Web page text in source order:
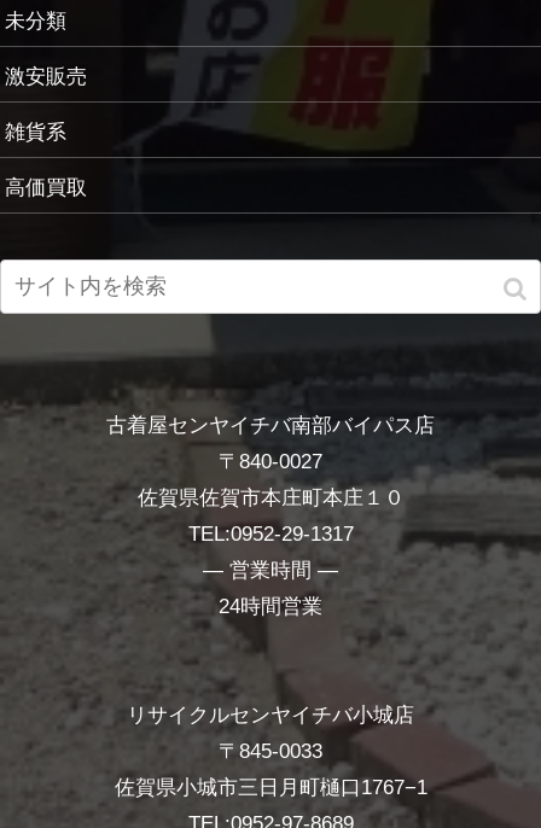
未分類
激安販売
雑貨系
高価買取
古着屋センヤイチバ南部バイパス店
〒840-0027
佐賀県佐賀市本庄町本庄１０
TEL:0952-29-1317
― 営業時間 ―
24時間営業
リサイクルセンヤイチバ小城店
〒845-0033
佐賀県小城市三日月町樋口1767−1